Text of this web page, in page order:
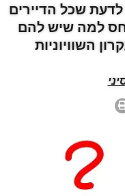
שכל הדיירים
למה שיש להם
השוויוניות